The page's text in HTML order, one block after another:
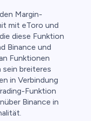
Margin-
mit eToro und
diese Funktion
Binance und
Funktionen
breiteres
in Verbindung
Funktion
Binance in